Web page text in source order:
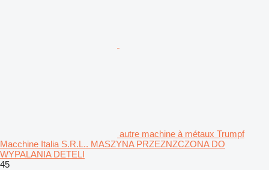
autre machine à métaux Trumpf
Macchine Italia S.R.L.. MASZYNA PRZEZNZCZONA DO
WYPALANIA DETELI
45